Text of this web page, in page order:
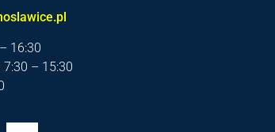
16:30
7:30 – 15:30